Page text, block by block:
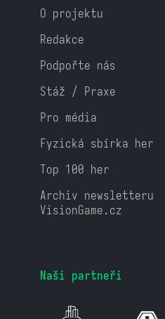
O projektu
Redakce
Podpořte nás
Stáž / Praxe
Pro média
Fyzická sbírka her
Top 100 her
Archiv newsletteru
VisionGame.cz
Naši partneři